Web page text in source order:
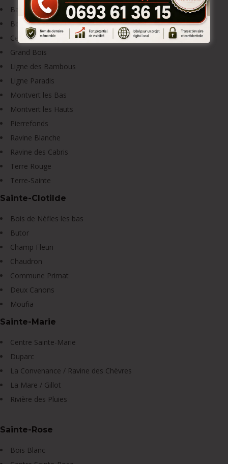
Basse Terre / Bassin Plat
Bois d’Olive
Centre Sain-Pierre
Grand Bois
Ligne des Bambous
Ligne Paradis
Montvert les Bas
Montvert les Hauts
Pierrefonds
Ravine Blanche
Ravine des Cabris
Terre Rouge
Terre-Sainte
Sainte-Clotilde
Bois de Nèfles les bas
Butor
Champ Fleuri
Chaudron
Commune Primat
Deux Canons
Moufia
Sainte-Marie
Centre Sainte-Marie
Duparc
La Convenance / Ravine des Chèvres
La Mare / Gillot
Rivière des Pluies
Sainte-Rose
Bois Blanc